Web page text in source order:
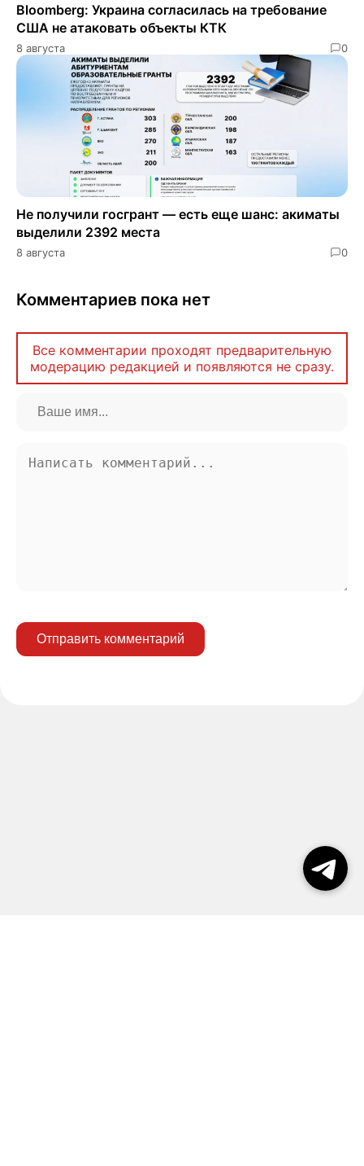
Bloomberg: Украина согласилась на требование
США не атаковать объекты КТК
8 августа 0
Не получили госгрант — есть еще шанс: акиматы
выделили 2392 места
8 августа 0
Комментариев пока нет
Все комментарии проходят предварительную
модерацию редакцией и появляются не сразу.
Отправить комментарий